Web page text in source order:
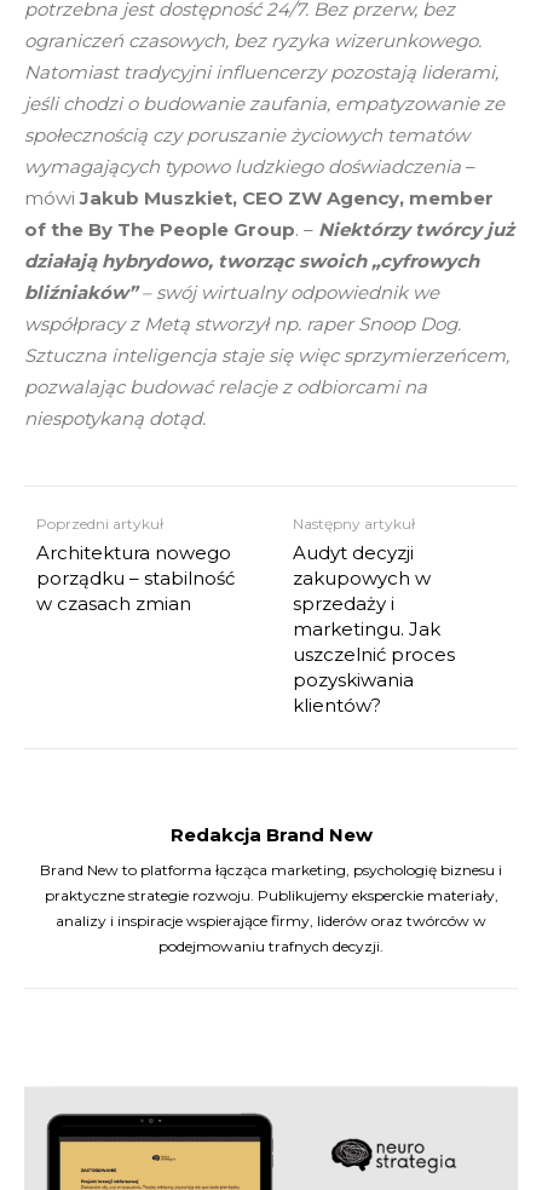
potrzebna jest dostępność 24/7. Bez przerw, bez
ograniczeń czasowych, bez ryzyka wizerunkowego.
Natomiast tradycyjni influencerzy pozostają liderami,
jeśli chodzi o budowanie zaufania, empatyzowanie ze
społecznością czy poruszanie życiowych tematów
wymagających typowo ludzkiego doświadczenia –
mówiJakub Muszkiet, CEO ZW Agency, member
of the By The People Group. – Niektórzy twórcy już
działają hybrydowo, tworząc swoich „cyfrowych
bliźniaków”– swój wirtualny odpowiednik we
współpracy z Metą stworzył np. raper Snoop Dog.
Sztuczna inteligencja staje się więc sprzymierzeńcem,
pozwalając budować relacje z odbiorcami na
niespotykaną dotąd.
Poprzedni artykuł
Architektura nowego
porządku – stabilność
w czasach zmian
Następny artykuł
Audyt decyzji
zakupowych w
sprzedaży i
marketingu. Jak
uszczelnić proces
pozyskiwania
klientów?
Redakcja Brand New
Brand New to platforma łącząca marketing, psychologię biznesu i
praktyczne strategie rozwoju. Publikujemy eksperckie materiały,
analizy i inspiracje wspierające firmy, liderów oraz twórców w
podejmowaniu trafnych decyzji.